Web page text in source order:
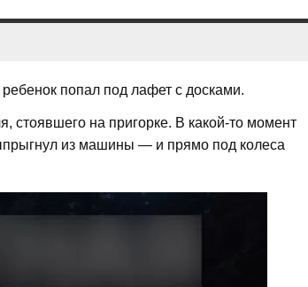
попал под лафет с досками.
стоявшего на пригорке. В какой-то момент
из машины — и прямо под колеса